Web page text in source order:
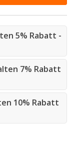
5% Rabatt -
7% Rabatt
10% Rabatt